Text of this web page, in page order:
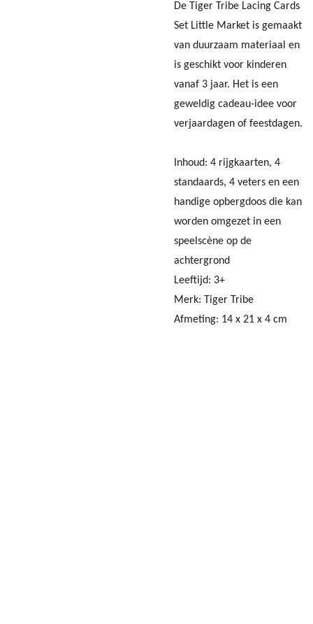
De Tiger Tribe Lacing Cards
Set Little Market is gemaakt
van duurzaam materiaal en
is geschikt voor kinderen
vanaf 3 jaar. Het is een
geweldig cadeau-idee voor
verjaardagen of feestdagen.
Inhoud: 4 rijgkaarten, 4
standaards, 4 veters en een
handige opbergdoos die kan
worden omgezet in een
speelscène op de
achtergrond
Leeftijd: 3+
Merk: Tiger Tribe
Afmeting: 14 x 21 x 4 cm